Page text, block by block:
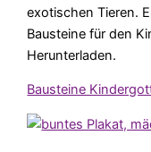
exotischen Tieren.
Bausteine für den
Herunterladen.
Bausteine